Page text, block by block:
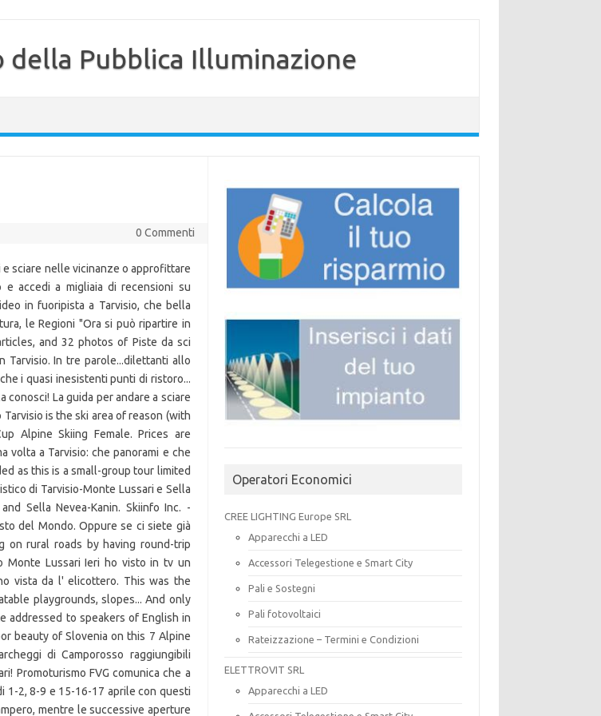
Pubblica Illuminazione
0 Commenti
sciare nelle vicinanze o approfittare
e accedi a migliaia di recensioni su
in fuoripista a Tarvisio, che bella
le Regioni "Ora si può ripartire in
and 32 photos of Piste da sci
Tarvisio. In tre parole...dilettanti allo
i quasi inesistenti punti di ristoro...
La guida per andare a sciare
is the ski area of reason (with
Alpine Skiing Female. Prices are
volta a Tarvisio: che panorami e che
as this is a small-group tour limited
di Tarvisio-Monte Lussari e Sella
Sella Nevea-Kanin. Skiinfo Inc. -
del Mondo. Oppure se ci siete già
on rural roads by having round-trip
Monte Lussari Ieri ho visto in tv un
vista da l' elicottero. This was the
playgrounds, slopes... And only
addressed to speakers of English in
beauty of Slovenia on this 7 Alpine
di Camporosso raggiungibili
Promoturismo FVG comunica che a
1-2, 8-9 e 15-16-17 aprile con questi
mentre le successive aperture
Operatori Economici
CREE LIGHTING Europe SRL
Apparecchi a LED
Accessori Telegestione e Smart City
Pali e Sostegni
Pali fotovoltaici
Rateizzazione – Termini e Condizioni
ELETTROVIT SRL
Apparecchi a LED